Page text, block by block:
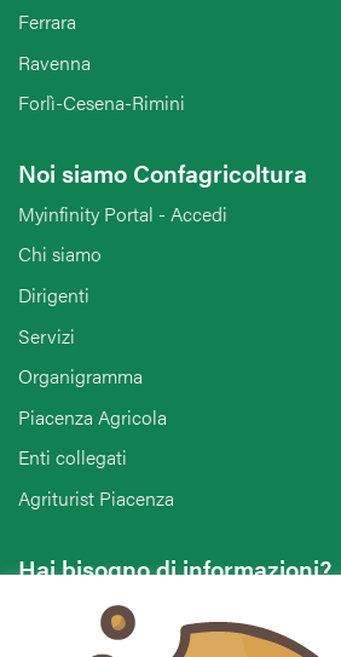
Ferrara
Ravenna
Forlì-Cesena-Rimini
Noi siamo Confagricoltura
Myinfinity Portal - Accedi
Chi siamo
Dirigenti
Servizi
Organigramma
Piacenza Agricola
Enti collegati
Agriturist Piacenza
Hai bisogno di informazioni?
Vuoi contattarci per ricevere
commento o chiedere informazioni?